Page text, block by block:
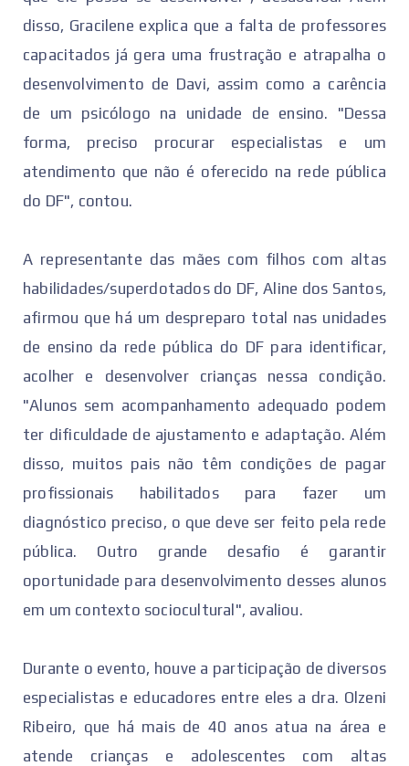
disso, Gracilene explica que a falta de professores
capacitados já gera uma frustração e atrapalha o
desenvolvimento de Davi, assim como a carência
de um psicólogo na unidade de ensino. "Dessa
forma, preciso procurar especialistas e um
atendimento que não é oferecido na rede pública
do DF", contou.
A representante das mães com filhos com altas
habilidades/superdotados do DF, Aline dos Santos,
afirmou que há um despreparo total nas unidades
de ensino da rede pública do DF para identificar,
acolher e desenvolver crianças nessa condição.
"Alunos sem acompanhamento adequado podem
ter dificuldade de ajustamento e adaptação. Além
disso, muitos pais não têm condições de pagar
profissionais habilitados para fazer um
diagnóstico preciso, o que deve ser feito pela rede
pública. Outro grande desafio é garantir
oportunidade para desenvolvimento desses alunos
em um contexto sociocultural", avaliou.
Durante o evento, houve a participação de diversos
especialistas e educadores entre eles a dra. Olzeni
Ribeiro, que há mais de 40 anos atua na área e
atende crianças e adolescentes com altas